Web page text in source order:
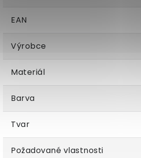
EAN
Výrobce
Materiál
Barva
Tvar
Požadované vlastnosti